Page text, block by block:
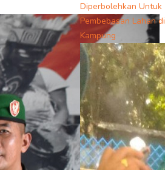
Diperbolehkan Untuk
Pembebasan Lahan di
Kampung